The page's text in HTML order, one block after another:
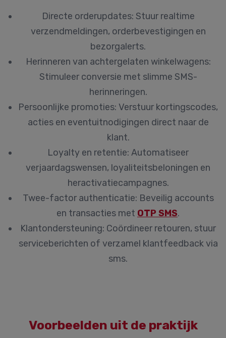
Directe orderupdates: Stuur realtime
verzendmeldingen, orderbevestigingen en
bezorgalerts.
Herinneren van achtergelaten winkelwagens:
Stimuleer conversie met slimme SMS-
herinneringen.
Persoonlijke promoties: Verstuur kortingscodes,
acties en eventuitnodigingen direct naar de
klant.
Loyalty en retentie: Automatiseer
verjaardagswensen, loyaliteitsbeloningen en
heractivatiecampagnes.
Twee-factor authenticatie: Beveilig accounts
en transacties met OTP SMS.
Klantondersteuning: Coördineer retouren, stuur
serviceberichten of verzamel klantfeedback via
sms.
Voorbeelden uit de praktijk